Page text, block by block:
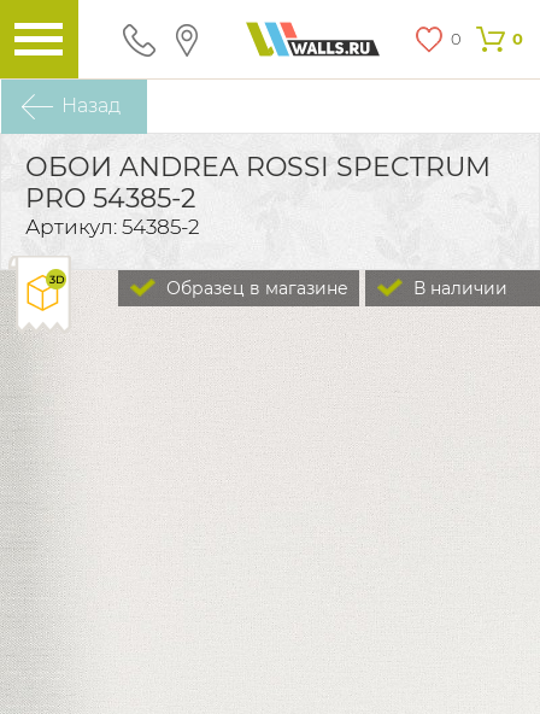
0 0
Назад
ОБОИ ANDREA ROSSI SPECTRUM
PRO 54385-2
Артикул: 54385-2
В наличии
Образец в магазине